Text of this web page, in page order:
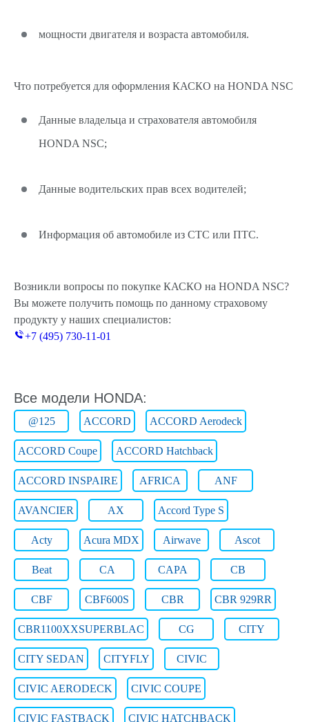
мощности двигателя и возраста автомобиля.
Что потребуется для оформления КАСКО на HONDA NSC
Данные владельца и страхователя автомобиля
HONDA NSC;
Данные водительских прав всех водителей;
Информация об автомобиле из СТС или ПТС.
Возникли вопросы по покупке КАСКО на HONDA NSC?
Вы можете получить помощь по данному страховому
продукту у наших специалистов:
+7 (495) 730-11-01
Все модели HONDA:
@125 ACCORD ACCORD Aerodeck
ACCORD Coupe ACCORD Hatchback
ACCORD INSPAIRE AFRICA ANF
AVANCIER AX Accord Type S
Acty Acura MDX Airwave Ascot
Beat CA CAPA CB
CBF CBF600S CBR CBR 929RR
CBR1100XXSUPERBLAC CG CITY
CITY SEDAN CITYFLY CIVIC
CIVIC AERODECK CIVIC COUPE
CIVIC FASTBACK CIVIC HATCHBACK